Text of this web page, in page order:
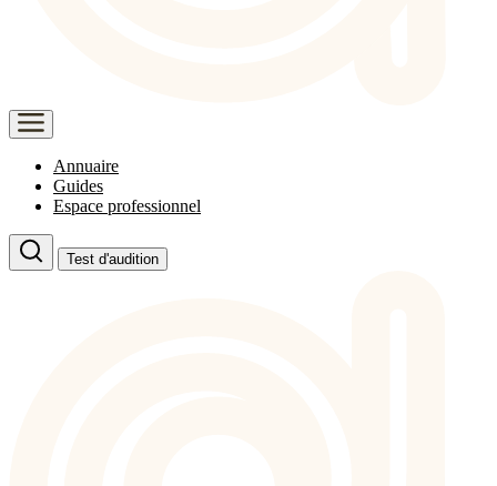
Annuaire
Guides
Espace professionnel
Test d'audition